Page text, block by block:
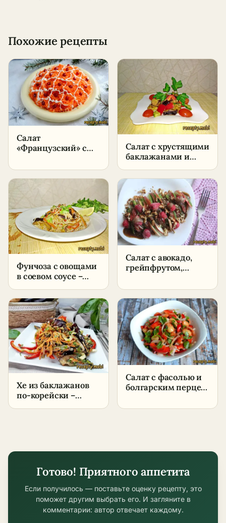
Похожие рецепты
Салат
«Французский» с
и сыром –
пошаговый рецепт
в домашних
условиях
Салат с хрустящими
баклажанами и
пошаговый рецепт
в домашних
условиях
Фунчоза с овощами
в соевом соусе –
в домашних
условиях
Салат с авокадо,
грейпфрутом,
– пошаговый
рецепт в домашних
условиях
Хе из баклажанов
по-корейски –
Салат с фасолью и
болгарским перцем
рецепт в домашних
Готово! Приятного аппетита
Если получилось — поставьте оценку рецепту, это
поможет другим выбрать его. И загляните в
комментарии: автор отвечает каждому.